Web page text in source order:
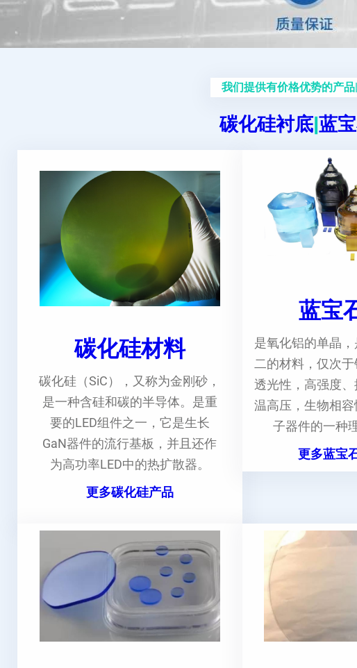
我们提供有价格优势的产品|
碳化硅衬底|蓝
碳化硅材料
碳化硅（SiC），又称为金刚砂，
是一种含硅和碳的半导体。是重
要的LED组件之一，它是生长
GaN器件的流行基板，并且还作
为高功率LED中的热扩散器。
更多碳化硅产品
蓝宝
是氧化铝的单晶
二的材料，仅次
透光性，高强度
温高压，生物相
子器件的一种
更多蓝宝